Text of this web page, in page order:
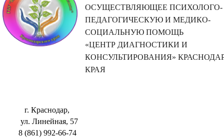
ОСУЩЕСТВЛЯЮЩЕЕ ПСИХОЛОГО-
ПЕДАГОГИЧЕСКУЮ И МЕДИКО-
СОЦИАЛЬНУЮ ПОМОЩЬ
«ЦЕНТР ДИАГНОСТИКИ И
КОНСУЛЬТИРОВАНИЯ»
КРАЯ
г. Краснодар,
ул. Линейная, 57
8 (861) 992-66-74